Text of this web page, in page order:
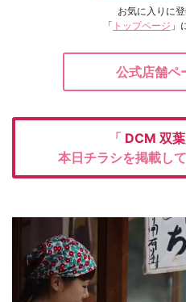
お気に入りに
「 トップページ 」
公式店舗ペ
「 DCM 双
本日チラシを掲載し